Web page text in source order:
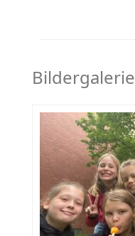
Bildergalerie